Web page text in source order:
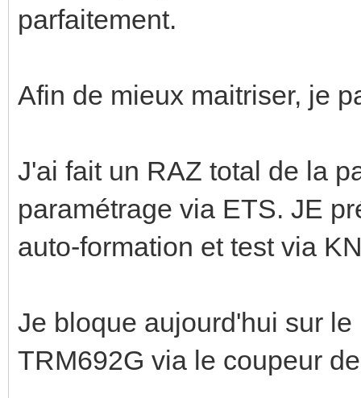
parfaitement.
Afin de mieux maitriser, je
J'ai fait un RAZ total de la
paramétrage via ETS. JE
auto-formation et test via
Je bloque aujourd'hui sur
TRM692G via le coupeur